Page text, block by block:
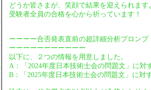
どうか皆さまが、笑顔で結果を迎えられます
受験者全員の合格を心から祈っています！
ーーーー合否発表直前の超詳細分析プロン
ーーーーーーーーーーー
以下に、２つの情報を用意しました。
A：「2024年度日本技術士会の問題文」に対
B：「2025年度日本技術士会の問題文」に対